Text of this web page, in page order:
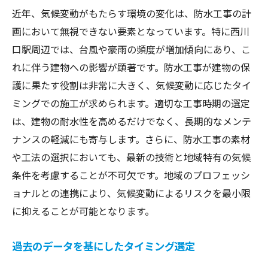
気温変動が防水材料に与える影響
気象予報活用による施工計画の立案
施工遅延を防ぐための気候データ活用
過去の気候データと防水工事の成功事例
環境要因を考慮した防水工事のタイミング
選定
雨季を避けた防水工事で建物の寿命を延ばす方
法
雨季前の準備と計画の重要性
施工スケジュールと気象パターンの調整
効果的な防水工事のための資材選定
施工中の天候リスク管理と対応策
近年、気候変動がもたらす環境の変化は、防水工事の計
画において無視できない要素となっています。特に西川
口駅周辺では、台風や豪雨の頻度が増加傾向にあり、こ
れに伴う建物への影響が顕著です。防水工事が建物の保
護に果たす役割は非常に大きく、気候変動に応じたタイ
ミングでの施工が求められます。適切な工事時期の選定
は、建物の耐水性を高めるだけでなく、長期的なメンテ
ナンスの軽減にも寄与します。さらに、防水工事の素材
や工法の選択においても、最新の技術と地域特有の気候
条件を考慮することが不可欠です。地域のプロフェッシ
ョナルとの連携により、気候変動によるリスクを最小限
に抑えることが可能となります。
過去のデータを基にしたタイミング選定